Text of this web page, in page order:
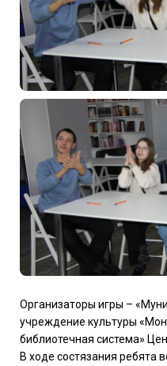
Организаторы игры –
учреждение культуры
библиотечная система»
В ходе состязания ребята